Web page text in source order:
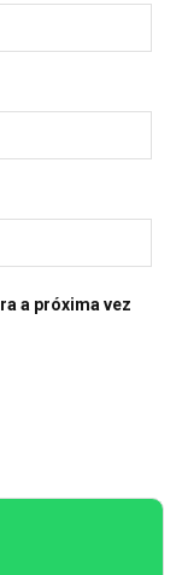
a próxima vez